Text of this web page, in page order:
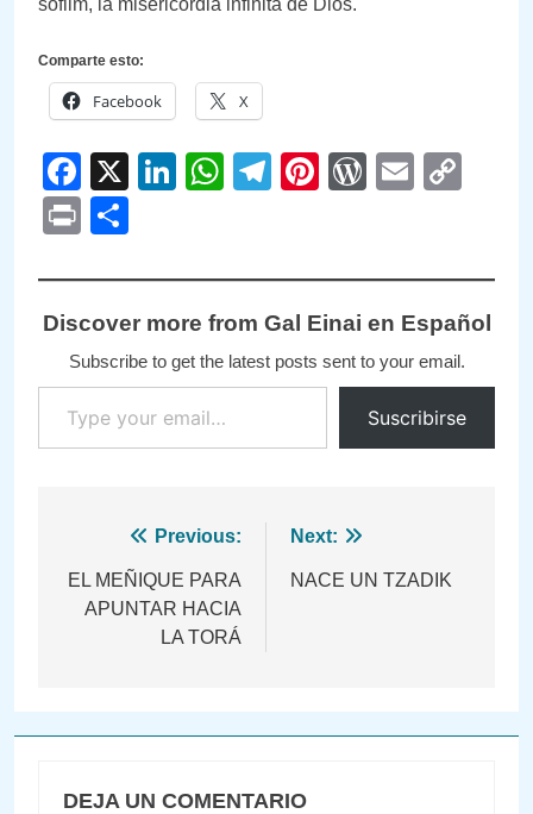
Comparte esto:
Facebook X
Facebook
X LinkedIn
WhatsApp
Telegram
PinterestEmail
Print
Discover more from Gal Einai en Español
Subscribe to get the latest posts sent to your email.
Type your email…
Suscribirse
Navegación
de
entradas
Previous:
EL MEÑIQUE PARA
APUNTAR HACIA
LA TORÁ
Next:
NACE UN TZADIK
DEJA UN COMENTARIO